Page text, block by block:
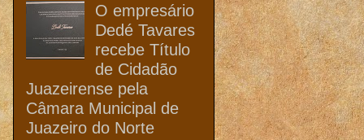
O empresário
Dedé Tavares
recebe Título
de Cidadão
Juazeirense pela
Câmara Municipal de
Juazeiro do Norte